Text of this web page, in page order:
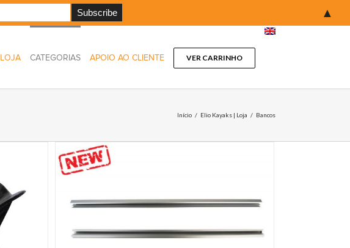
LOJA CATEGORIAS APOIO AO CLIENTE VER CARRINHO
Início / Elio Kayaks | Loja / Bancos
▲